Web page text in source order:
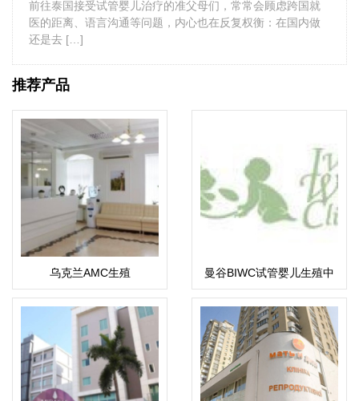
前往泰国接受试管婴儿治疗的准父母们，常常会顾虑跨国就
医的距离、语言沟通等问题，内心也在反复权衡：在国内做
还是去 […]
推荐产品
乌克兰AMC生殖
曼谷BIWC试管婴儿生殖中
心